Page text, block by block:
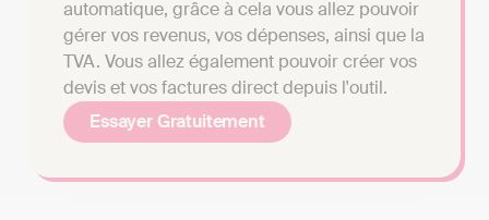
automatique, grâce à cela vous allez pouvoir
gérer vos revenus, vos dépenses, ainsi que la
TVA. Vous allez également pouvoir créer vos
devis et vos factures direct depuis l'outil.
Essayer Gratuitement